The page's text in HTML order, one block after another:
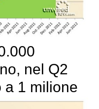
nel Q2
a 1 milione